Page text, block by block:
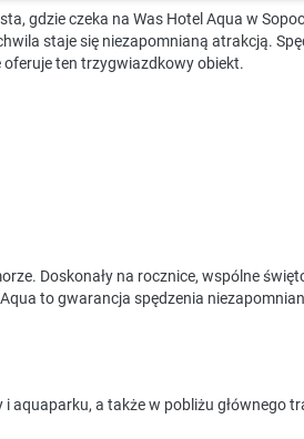
gdzie czeka na Was Hotel Aqua w
staje się niezapomnianą atrakcją.
ten trzygwiazdkowy obiekt.
Doskonały na rocznice, wspólne
to gwarancja spędzenia
aquaparku, a także w pobliżu głównego